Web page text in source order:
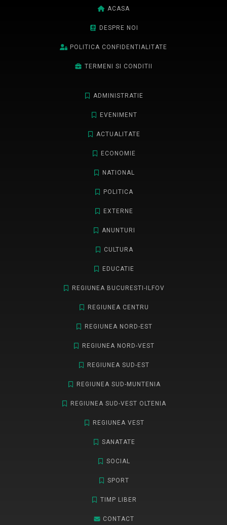
ACASA
DESPRE NOI
POLITICA CONFIDENTIALITATE
TERMENI SI CONDITII
ADMINISTRATIE
EVENIMENT
ACTUALITATE
ECONOMIE
NATIONAL
POLITICA
EXTERNE
ANUNTURI
CULTURA
EDUCATIE
REGIUNEA BUCURESTI-ILFOV
REGIUNEA CENTRU
REGIUNEA NORD-EST
REGIUNEA NORD-VEST
REGIUNEA SUD-EST
REGIUNEA SUD-MUNTENIA
REGIUNEA SUD-VEST OLTENIA
REGIUNEA VEST
SANATATE
SOCIAL
SPORT
TIMP LIBER
CONTACT